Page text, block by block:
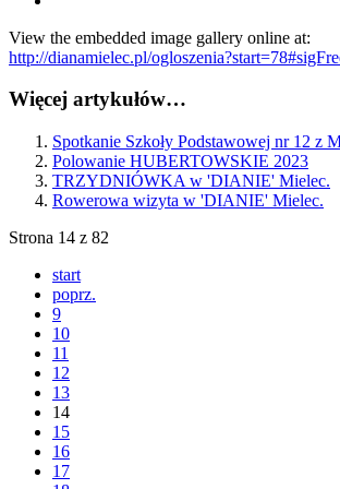
View the embedded image gallery online at:
http://dianamielec.pl/
Więcej artykułów…
Spotkanie Szkoły Podstawowej nr 12 z
Polowanie HUBERTOWSKIE 2023
TRZYDNIÓWKA w 'DIANIE' Mielec.
Rowerowa wizyta w 'DIANIE' Mielec.
Strona 14 z 82
start
poprz.
9
10
11
12
13
14
15
16
17